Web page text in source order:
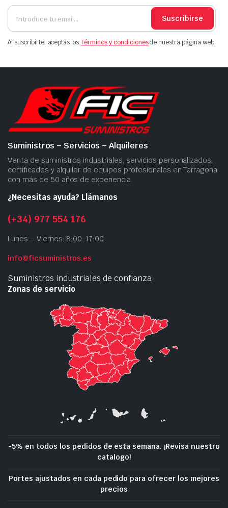
Suscribirse
Al suscribirte, aceptas losTérminos y condicionesde nuestra página web.
Suministros – Servicios – Alquileres
Venta de suministros industriales, servicios personalizados,
certificados y alquiler de equipos profesionales en Tarragona
con más de 50 años de experiencia.
¿Necesitas ayuda? Llámanos
(+34) 977 554 176
Lunes – Viernes: 8:00-17:00
info@ficsuministros.es
Suministros industriales de confianza
Zonas de servicio
-5% en todos los pedidos de esta semana. ¡Revisa nuestro
catalogo!
Portes ajustados en cada pedido para ofrecer los mejores
precios